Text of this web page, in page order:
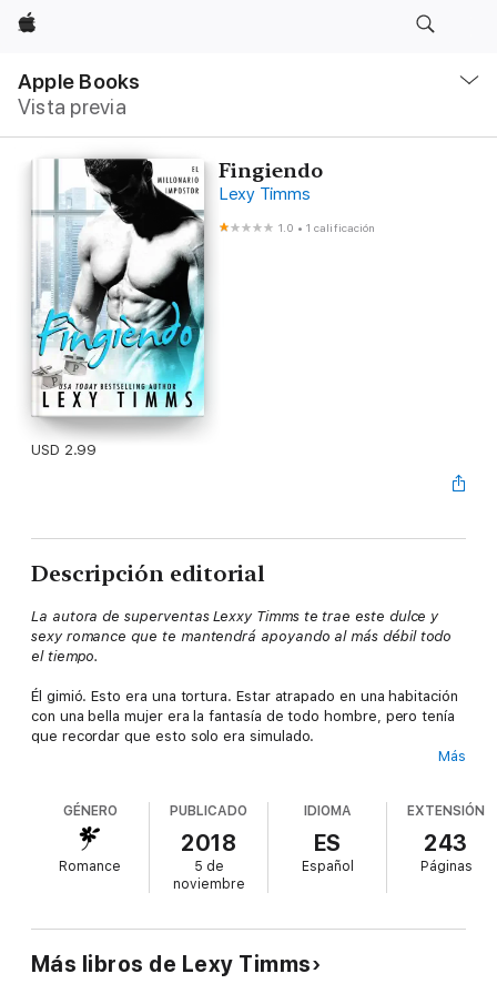
Apple
Apple Books
Vista previa
local
Abrir
Fingiendo
Lexy Timms
1.0 •1 calificación
USD 2.99
Descripción editorial
La autora de superventas Lexxy Timms te trae este dulce y
sexy romance que te mantendrá apoyando al más débil todo
el tiempo.
Él gimió. Esto era una tortura. Estar atrapado en una habitación
con una bella mujer era la fantasía de todo hombre, pero tenía
que recordar que esto solo era simulado.
cuenta de que no tiene con quien asistir a la boda de su
hermano, Allyson le cuenta a su familia una mentira blanca
inocente: que ella está saliendo con su jefe.
Desafortunadamente, su jefe descubre su mentira, e insiste en
hacerse pasar por su novio para acompañarla a la boda.
pretendiente del brazo, pero no puede quitarse de la cabeza a
su asistente Allyson. Trata de luchar contra esa atracción que
Más
GÉNERO
Romance
PUBLICADO
2018
5 de
noviembre
IDIOMA
ES
Español
EXTENSIÓN
243
Páginas
Más libros de Lexy Timms